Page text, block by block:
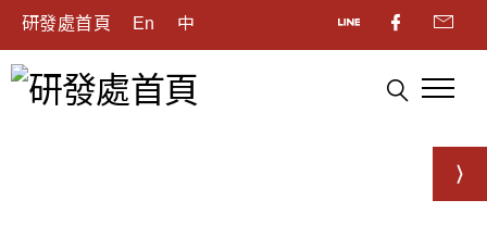
研發處首頁 En 中